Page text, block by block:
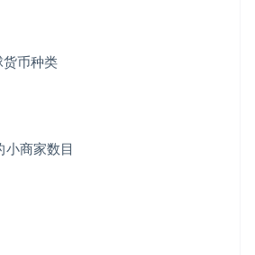
币种类
商家数目